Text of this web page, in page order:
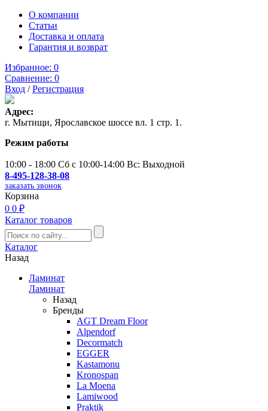
О компании
Статьи
Доставка и оплата
Гарантия и возврат
Избранное: 0
Сравнение: 0
Вход /Регистрация
Адрес:
г. Мытищи, Ярославское шоссе вл. 1 стр. 1.
Режим работы
10:00 - 18:00 Сб с 10:00-14:00 Вс: Выходной
8-495-128-38-08
заказать звонок
Корзина
0 0 ₽
Каталог товаров
Каталог
Назад
Ламинат
Ламинат
Назад
Бренды
AGT Dream Floor
Alpendorf
Decormatch
EGGER
Kastamonu
Kronospan
La Moena
Lamiwood
Praktik